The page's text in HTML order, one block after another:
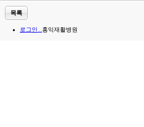
목록
로그인...홍익재활병원